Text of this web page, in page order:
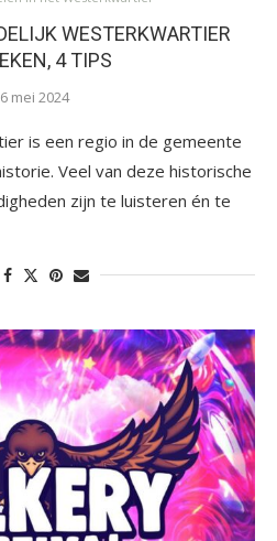
WESTERKWARTIER
4 TIPS
mei 2024
is een regio in de gemeente
Veel van deze historische
zijn te luisteren én te